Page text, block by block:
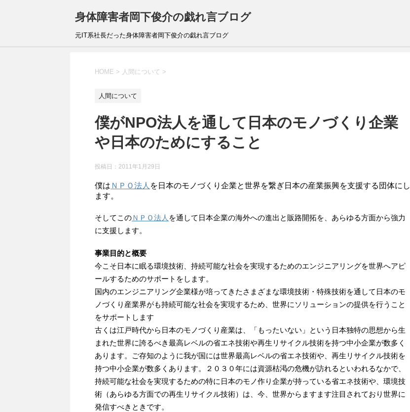
身体障害者岡下俊介の戯れ言ブログ
元IT系社長だった身体障害者岡下俊介の戯れ言ブログ
HOME > 人間について >
人間について
僕がNPO法人を通して日本のモノづくり企業
や日本のためにすること
投稿日： 2011年1月29日
僕は ＮＰＯ法人 を日本のモノづくり企業と世界を繋ぎ日本の産業振興を支援する団体にし
ます。
そしてこのＮＰＯ法人 を通して日本企業の海外への進出と販路開拓を、あらゆる方面から強力
に支援します。
事業目的と概要
今こそ日本に眠る環境技術、持続可能な社会を実現するためのエンジニアリングを世界へアピ
ールするためのサポートをします。
国内のエンジニアリング企業様が培ってきたさまざまな環境技術・特殊技術を通して日本のモ
ノづくり産業界がも持続可能な社会を実現するため、世界にソリューションの提供を行うこと
をサポートします
古くは江戸時代から日本のモノづくり産業は、「もったいない」という日本独特の思想から生
まれた世界に誇るべき最高レベルの省エネ技術や再生リサイクル技術を持つ中小企業が数多く
あります。ご存知のように我が国には世界最高レベルの省エネ技術や、再生リサイクル技術を
持つ中小企業が数多くあります。２０３０年には資源枯渇の危機が訪れるといわれるなかで、
持続可能な社会を実現するための特に日本のモノ作り企業が持っている省エネ技術や、環境技
術（あらゆる方面での再生リサイクル技術）は、今、世界からますます注目されており世界に
発信すべきときです。